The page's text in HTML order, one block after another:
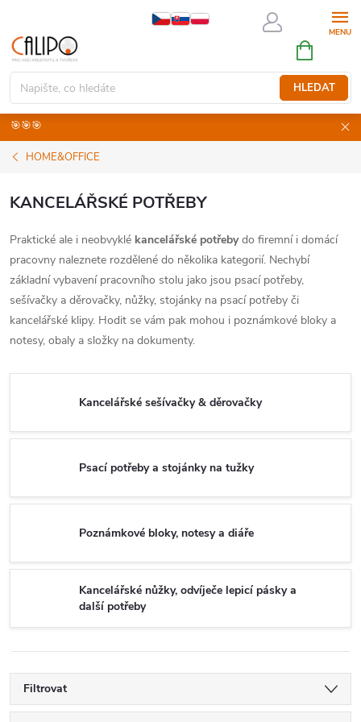
obsah
HLEDAT
NÁKUPNÍ
KOŠÍK
🎯🎯🎯
HOME&OFFICE
KANCELÁŘSKÉ POTŘEBY
Praktické ale i neobvyklé kancelářské potřebydo firemní i domácí
pracovny naleznete rozdělené do několika kategorií. Nechybí
základní vybavení pracovního stolu jako jsou psací potřeby,
sešívačky a děrovačky, nůžky, stojánky na psací potřeby či
kancelářské klipy. Hodit se vám pak mohou i poznámkové bloky a
notesy, obaly a složky na dokumenty.
Kancelářské sešívačky & děrovačky
Psací potřeby a stojánky na tužky
Poznámkové bloky, notesy a diáře
Kancelářské nůžky, odvíječe lepicí pásky a
další potřeby
Filtrovat